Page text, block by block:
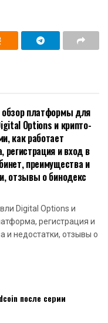
платформы для
Options и крипто-
как работает
регистрация и вход в
преимущества и
отзывы о бинодекс
Digital Options и
регистрация и
и недостатки, отзывы о
после серии